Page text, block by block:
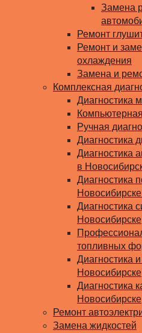
Замена
Ремонт
Ремонт и
охлаждения
Замена и
Комплексная
Диагностика
Ручная
Диагностика
Диагностика
в
Диагностика
Диагностика
Новосибирске
топливных
Диагностика
Новосибирске
Диагностика
Новосибирске
Ремонт
Замена жидкостей